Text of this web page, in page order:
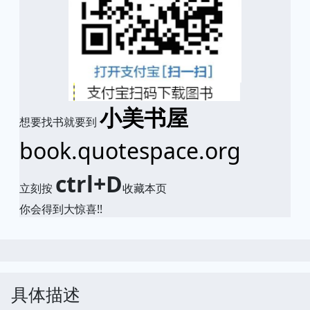
想要找书就要到 小美书屋
book.quotespace.org
立刻按 ctrl+D收藏本页
你会得到大惊喜!!
具体描述